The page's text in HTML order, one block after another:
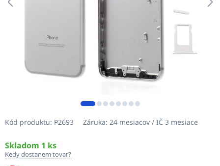
Kód produktu: P2693 Záruka: 24 mesiacov / IČ 3 mesiace
Skladom 1 ks
Kedy dostanem tovar?